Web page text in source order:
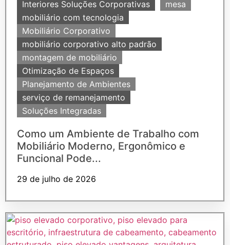
Interiores Soluções Corporativas
mesa
mobiliário com tecnologia
Mobiliário Corporativo
mobiliário corporativo alto padrão
montagem de mobiliário
Otimização de Espaços
Planejamento de Ambientes
serviço de remanejamento
Soluções Integradas
Como um Ambiente de Trabalho com
Mobiliário Moderno, Ergonômico e
Funcional Pode...
29 de julho de 2026